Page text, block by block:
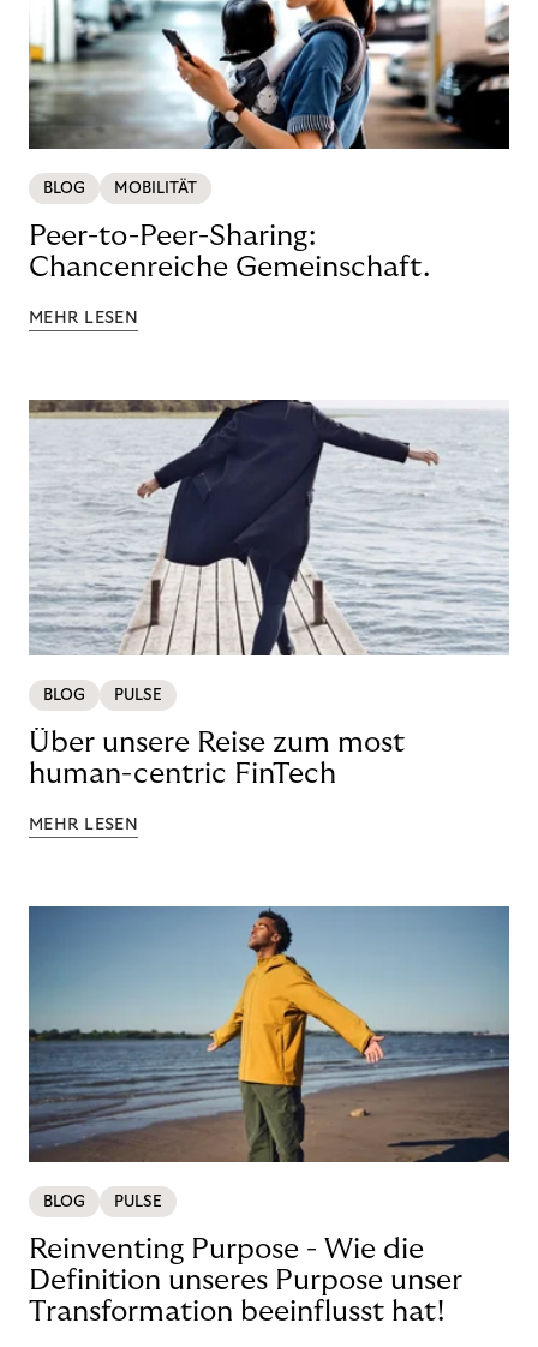
BLOG MOBILITÄT
Peer-to-Peer-Sharing:
Chancenreiche Gemeinschaft.
MEHR LESEN
BLOG PULSE
Über unsere Reise zum most
human-centric FinTech
MEHR LESEN
BLOG PULSE
Reinventing Purpose - Wie die
Definition unseres Purpose unser
Transformation beeinflusst hat!